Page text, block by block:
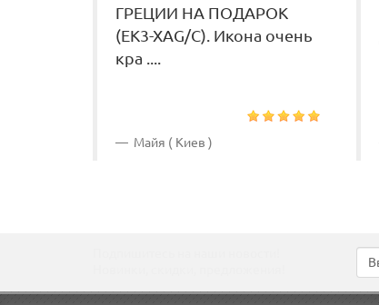
ГРЕЦИИ НА ПОДАРОК
(EK3-XAG/C). Икона очень
кра ....
Майя ( Киев )